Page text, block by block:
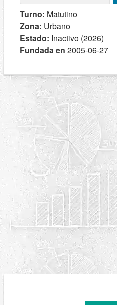
Turno: Matutino
Zona: Urbano
Estado: Inactivo (2026)
Fundada en 2005-06-27